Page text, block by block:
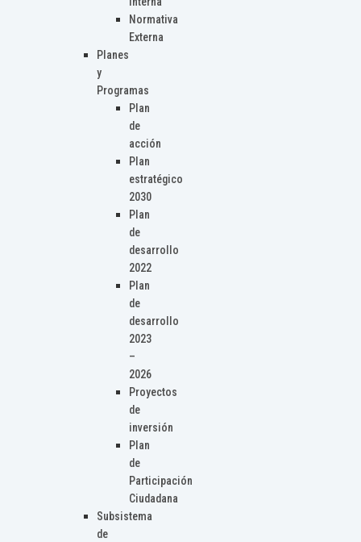
Normativa
Externa
Planes
y
Programas
Plan
de
acción
Plan
estratégico
2030
Plan
de
desarrollo
2022
Plan
de
desarrollo
2023
–
2026
Proyectos
de
inversión
Plan
de
Participación
Ciudadana
Subsistema
de